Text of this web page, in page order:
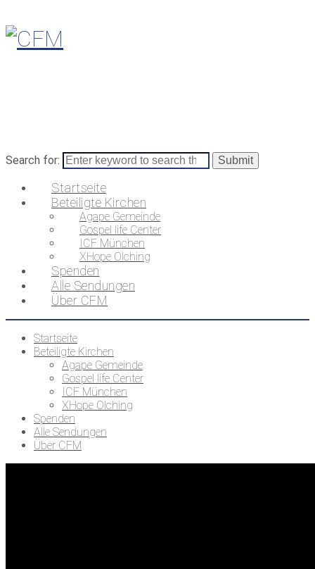
Search for:
Startseite
Beteiligte Kirchen
Agape Gemeinde
Gospel life Center
ICF München
XHope Olching
Spenden
Alle Sendungen
Über CFM
Startseite
Beteiligte Kirchen
Agape Gemeinde
Gospel life Center
ICF München
XHope Olching
Spenden
Alle Sendungen
Über CFM